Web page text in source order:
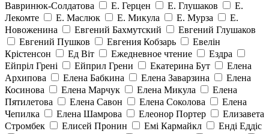
Вавринюк-Солдатова
Е. Герцен Е. Глушаков
Е.
Лекомте
Е. Маслюк Е. Микула Е. Мурза
Е.
Новоженина
Евгений Бахмутский
Евгений Глушаков
Евгений Пушков
Евгения Кобзарь
Евелін
Крістенсон
Ед Віт Ежедневное чтение
Ездра
Ейпріл Грені
Ейприл Грени Екатерина Бут
Елена
Архипова
Елена Бабкина Елена Заварзина
Елена
Косинова
Елена Марчук Елена Микула
Елена
Пятилетова
Елена Савон Елена Соколова
Елена
Чепилка
Елена Шамрова Елеонор Портер
Елизавета
Стромбек
Елисей Пронин Емі Кармайкл
Ендi Еддiс